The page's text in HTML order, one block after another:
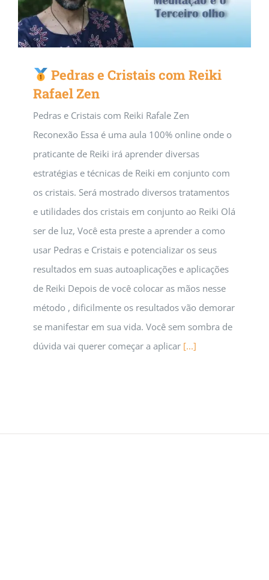
Pedras e Cristais com Reiki
Rafael Zen
Pedras e Cristais com Reiki Rafale Zen
Reconexão Essa é uma aula 100% online onde o
praticante de Reiki irá aprender diversas
estratégias e técnicas de Reiki em conjunto com
os cristais. Será mostrado diversos tratamentos
e utilidades dos cristais em conjunto ao Reiki Olá
ser de luz, Você esta preste a aprender a como
usar Pedras e Cristais e potencializar os seus
resultados em suas autoaplicações e aplicações
de Reiki Depois de você colocar as mãos nesse
método , dificilmente os resultados vão demorar
se manifestar em sua vida. Você sem sombra de
dúvida vai querer começar a aplicar [...]